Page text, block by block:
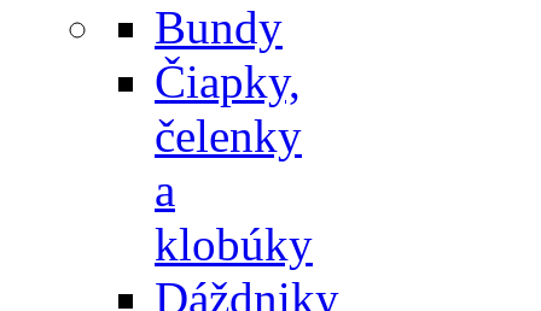
Bundy
Čiapky,
čelenky
a
klobúky
Dáždniky